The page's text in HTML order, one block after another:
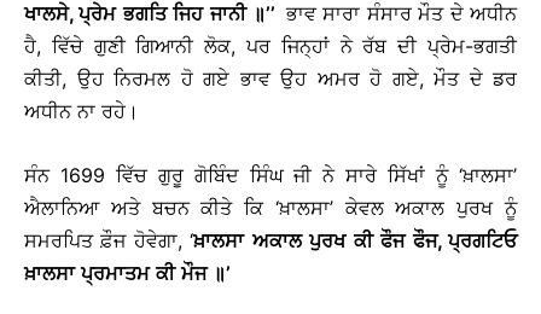
ਖਾਲਸੇ,ਪ੍ਰੇਮ ਭਗਤਿ ਜਿਹ ਜਾਨੀ ॥’’ਭਾਵ ਸਾਰਾ ਸੰਸਾਰ ਮੌਤ ਦੇ ਅਧੀਨ
ਹੈ, ਵਿੱਚੇ ਗੁਣੀ ਗਿਆਨੀ ਲੋਕ, ਪਰ ਜਿਨ੍ਹਾਂ ਨੇ ਰੱਬ ਦੀ ਪ੍ਰੇਮ-ਭਗਤੀ
ਕੀਤੀ, ਉਹ ਨਿਰਮਲ ਹੋ ਗਏ ਭਾਵ ਉਹ ਅਮਰ ਹੋ ਗਏ, ਮੌਤ ਦੇ ਡਰ
ਅਧੀਨ ਨਾ ਰਹੇ।
ਸੰਨ 1699 ਵਿੱਚ ਗੁਰੂ ਗੋਬਿੰਦ ਸਿੰਘ ਜੀ ਨੇ ਸਾਰੇ ਸਿੱਖਾਂ ਨੂੰ ‘ਖ਼ਾਲਸਾ’
ਐਲਾਨਿਆ ਅਤੇ ਬਚਨ ਕੀਤੇ ਕਿ ‘ਖ਼ਾਲਸਾ’ ਕੇਵਲ ਅਕਾਲ ਪੁਰਖ ਨੂੰ
ਸਮਰਪਿਤ ਫ਼ੌਜ ਹੋਵੇਗਾ, ‘ਖ਼ਾਲਸਾ ਅਕਾਲ ਪੁਰਖ ਕੀ ਫੌਜ ਫੌਜ,ਪ੍ਰਗਟਿਓ
ਖ਼ਾਲਸਾ ਪ੍ਰਮਾਤਮ ਕੀ ਮੌਜ ॥’